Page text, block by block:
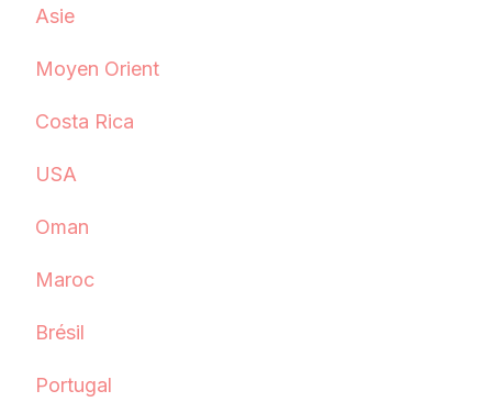
Asie
Moyen Orient
Costa Rica
USA
Oman
Maroc
Brésil
Portugal